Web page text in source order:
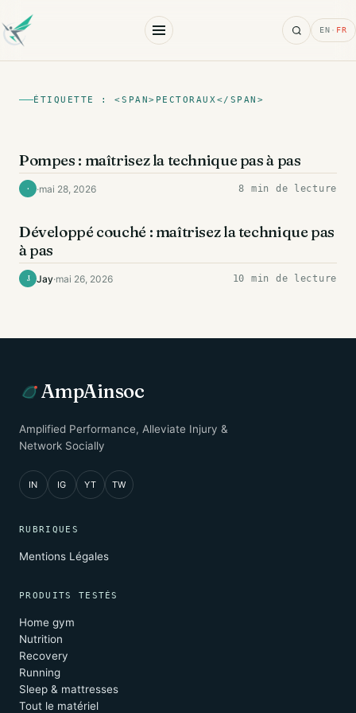
Search
EN · FR
ÉTIQUETTE : <SPAN>PECTORAUX</SPAN>
Pompes : maîtrisez la technique pas à pas
· ·mai 28, 2026 8 min de lecture
Développé couché : maîtrisez la technique pas
à pas
J Jay·mai 26, 2026 10 min de lecture
AmpAinsoc
Amplified Performance, Alleviate Injury &
Network Socially
IN IG YT TW
RUBRIQUES
Mentions Légales
PRODUITS TESTÉS
Home gym
Nutrition
Recovery
Running
Sleep & mattresses
Tout le matériel